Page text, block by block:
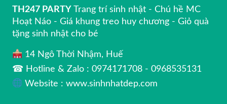
TH247 PARTY Trang trí sinh nhật - Chú hề MC
Hoạt Náo - Giá khung treo huy chương - Giỏ quà
tặng sinh nhật cho bé
14 Ngô Thời Nhậm, Huế
☎ Hotline & Zalo : 0974171708 - 0968535131
Website : www.sinhnhatdep.com